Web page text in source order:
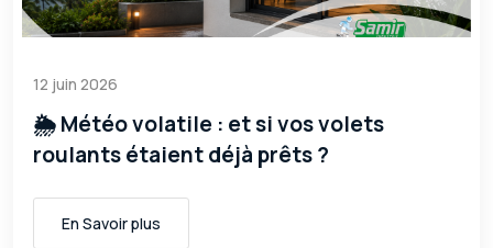
12 juin 2026
🌦️ Météo volatile : et si vos volets
roulants étaient déjà prêts ?
En Savoir plus